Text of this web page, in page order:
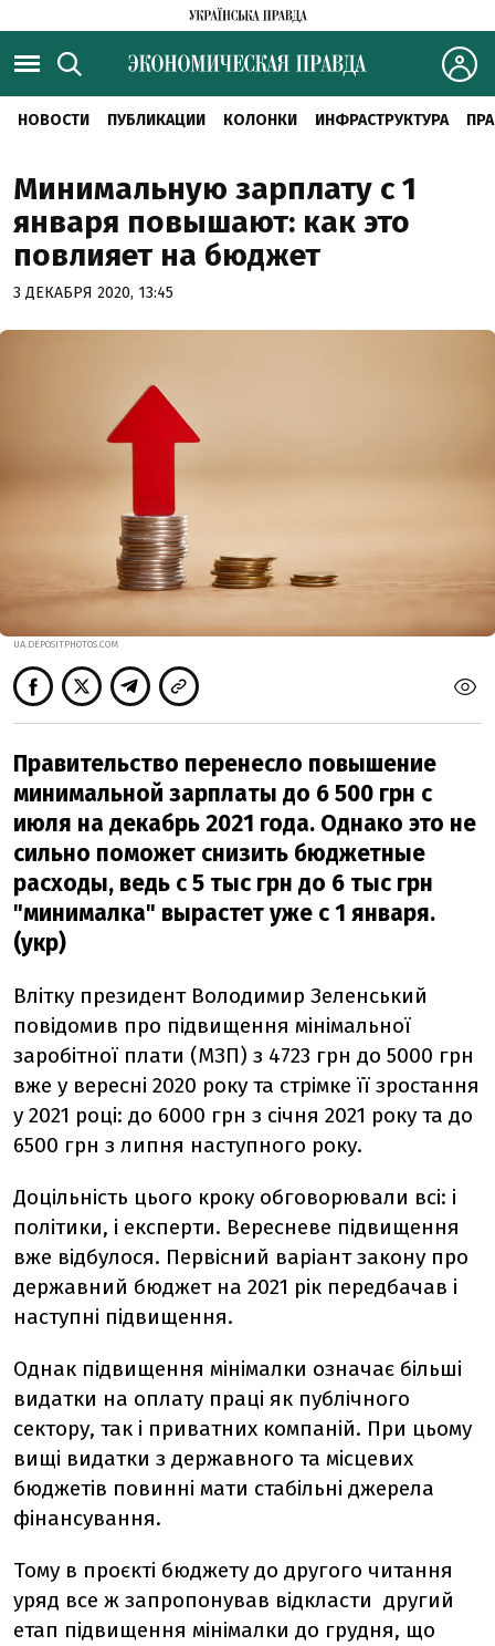
НОВОСТИ ПУБЛИКАЦИИ КОЛОНКИ ИНФРАСТРУКТУРА
Минимальную зарплату с 1
января повышают: как это
повлияет на бюджет
3 ДЕКАБРЯ 2020, 13:45
UA.DEPOSITPHOTOS.COM
Правительство перенесло повышение
минимальной зарплаты до 6 500 грн с
июля на декабрь 2021 года. Однако это не
сильно поможет снизить бюджетные
расходы, ведь с 5 тыс грн до 6 тыс грн
"минималка" вырастет уже с 1 января.
(укр)
Влітку президент Володимир Зеленський
повідомив про підвищення мінімальної
заробітної плати (МЗП) з 4723 грн до 5000 грн
вже у вересні 2020 року та стрімке її зростання
у 2021 році: до 6000 грн з січня 2021 року та до
6500 грн з липня наступного року.
Доцільність цього кроку обговорювали всі: і
політики, і експерти. Вересневе підвищення
вже відбулося. Первісний варіант закону про
державний бюджет на 2021 рік передбачав і
наступні підвищення.
Однак підвищення мінімалки означає більші
видатки на оплату праці як публічного
сектору, так і приватних компаній. При цьому
вищі видатки з державного та місцевих
бюджетів повинні мати стабільні джерела
фінансування.
Тому в проєкті бюджету до другого читання
уряд все ж запропонував відкласти другий
етап підвищення мінімалки до грудня, що